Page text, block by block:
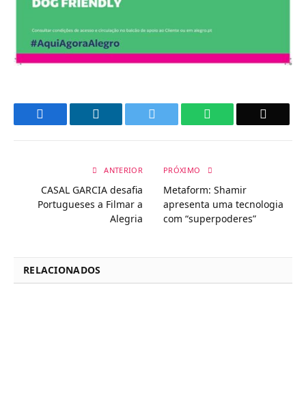
WhatsApp
ANTERIOR
CASAL GARCIA desafia
Portugueses a Filmar a
Alegria
PRÓXIMO
Metaform: Shamir
apresenta uma tecnologia
com “superpoderes”
RELACIONADOS